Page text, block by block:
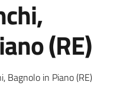
(RE)
Bagnolo in Piano (RE)